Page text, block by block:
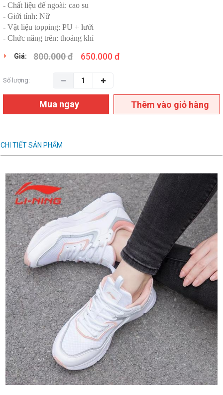
- Chất liệu đế ngoài: cao su
- Giới tính: Nữ
- Vật liệu topping: PU + lưới
- Chức năng trên: thoáng khí
Giá: 800.000 đ 650.000 đ
Số lượng:
Mua ngay Thêm vào giỏ hàng
CHI TIẾT SẢN PHẨM